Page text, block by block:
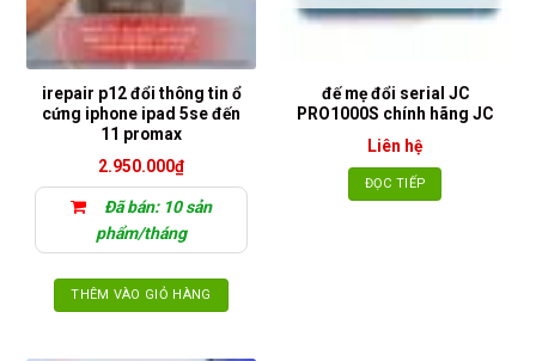
irepair p12 đổi thông tin ổ
cứng iphone ipad 5se đến
11 promax
2.950.000₫
Đã bán: 10 sản
phẩm/tháng
THÊM VÀO GIỎ HÀNG
đế mẹ đổi serial JC
PRO1000S chính hãng JC
Liên hệ
ĐỌC TIẾP